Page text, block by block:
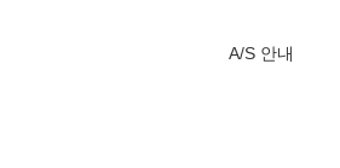
A/S 안내